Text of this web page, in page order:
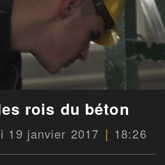
rois du béton
19 janvier 2017 18:26